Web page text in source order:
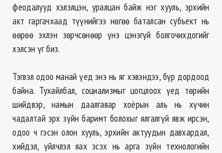
феодалууд хэлэлцэн, уралцан байж нэг хууль, эрхийн
акт гаргачхаад түүнийгээ нөгөө баталсан субъект нь
өөрөө эхлэн зөрчсөнөөр үнэ цэнэгүй болгочихдогийг
хэлсэн үг биз.
Тэгвэл одоо манай үед энэ нь яг хэвэндээ, бүр дордоод
байна. Тухайлбал, социализмыгцогцлоох үед төрийн
шийдвэр, намын даалгавар хоёрын аль нь хүчин
чадалтай эрх зүйн баримт болохыг ялгалгүй явж ирсэн,
одоо ч гэсэн олон хууль, эрхийн актуудын давхардал,
хийдэл, үйлчлэл яах эсэх нь арга зүйн технологийн